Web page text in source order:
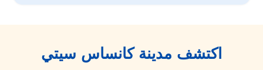
اكتشف مدينة كانساس سيتي